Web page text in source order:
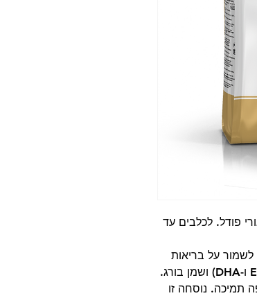
פודל. לכלבים עד
לשמור על בריאות
הפרווה של פודל מועשר בחומצות שומן אומגה 3 ( EPA ו-DHA) ושמן בורג.
תמיכה. נוסחה זו